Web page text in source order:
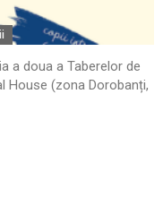
a doua a Taberelor de
House (zona Dorobanți,